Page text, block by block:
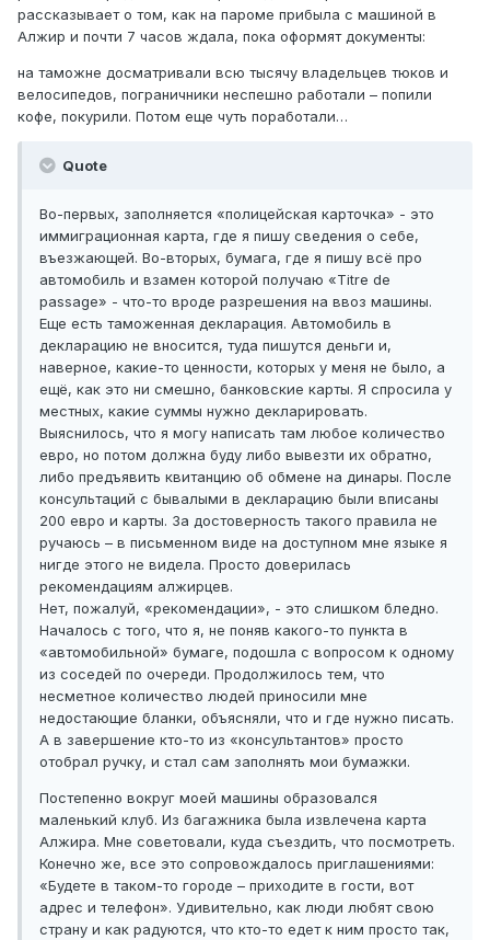
рассказывает о том, как на пароме прибыла с машиной в
Алжир и почти 7 часов ждала, пока оформят документы:
на таможне досматривали всю тысячу владельцев тюков и
велосипедов, пограничники неспешно работали – попили
кофе, покурили. Потом еще чуть поработали…
Quote
Во-первых, заполняется «полицейская карточка» - это
иммиграционная карта, где я пишу сведения о себе,
въезжающей. Во-вторых, бумага, где я пишу всё про
автомобиль и взамен которой получаю «Titre de
passage» - что-то вроде разрешения на ввоз машины.
Еще есть таможенная декларация. Автомобиль в
декларацию не вносится, туда пишутся деньги и,
наверное, какие-то ценности, которых у меня не было, а
ещё, как это ни смешно, банковские карты. Я спросила у
местных, какие суммы нужно декларировать.
Выяснилось, что я могу написать там любое количество
евро, но потом должна буду либо вывезти их обратно,
либо предъявить квитанцию об обмене на динары. После
консультаций с бывалыми в декларацию были вписаны
200 евро и карты. За достоверность такого правила не
ручаюсь – в письменном виде на доступном мне языке я
нигде этого не видела. Просто доверилась
рекомендациям алжирцев.
Нет, пожалуй, «рекомендации», - это слишком бледно.
Началось с того, что я, не поняв какого-то пункта в
«автомобильной» бумаге, подошла с вопросом к одному
из соседей по очереди. Продолжилось тем, что
несметное количество людей приносили мне
недостающие бланки, объясняли, что и где нужно писать.
А в завершение кто-то из «консультантов» просто
отобрал ручку, и стал сам заполнять мои бумажки.
Постепенно вокруг моей машины образовался
маленький клуб. Из багажника была извлечена карта
Алжира. Мне советовали, куда съездить, что посмотреть.
Конечно же, все это сопровождалось приглашениями:
«Будете в таком-то городе – приходите в гости, вот
адрес и телефон». Удивительно, как люди любят свою
страну и как радуются, что кто-то едет к ним просто так,